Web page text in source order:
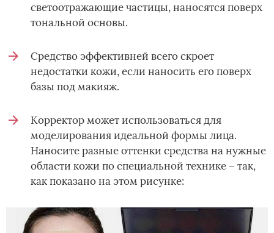
светоотражающие частицы, наносятся поверх
тональной основы.
Средство эффективней всего скроет
недостатки кожи, если наносить его поверх
базы под макияж.
Корректор может использоваться для
моделирования идеальной формы лица.
Наносите разные оттенки средства на нужные
области кожи по специальной технике – так,
как показано на этом рисунке: